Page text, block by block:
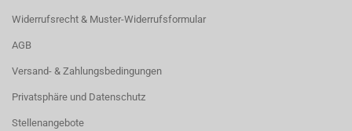
Widerrufsrecht & Muster-Widerrufsformular
AGB
Versand- & Zahlungsbedingungen
Privatsphäre und Datenschutz
Stellenangebote